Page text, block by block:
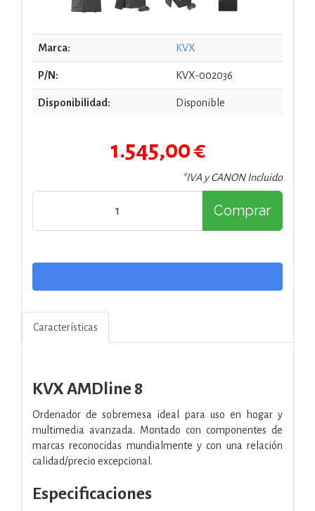
Marca: KVX
P/N: KVX-002036
Disponibilidad: Disponible
1.545,00 €
*IVA y CANON Incluido
Comprar
Características
KVX AMDline 8
Ordenador de sobremesa ideal para uso en hogar y
multimedia avanzada. Montado con componentes de
marcas reconocidas mundialmente y con una relación
calidad/precio excepcional.
Especificaciones